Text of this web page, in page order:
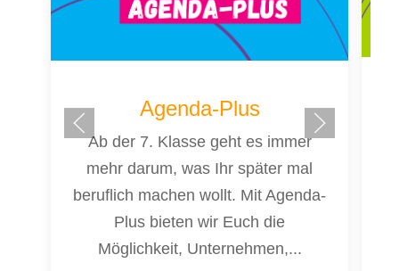
Agenda-Plus
Ab der 7. Klasse geht es immer
mehr darum, was Ihr später mal
beruflich machen wollt. Mit Agenda-
Plus bieten wir Euch die
Möglichkeit, Unternehmen,...